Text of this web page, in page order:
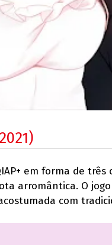
em forma de
arromântica. O
com